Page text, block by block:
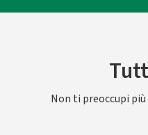
Non ti preoccupi